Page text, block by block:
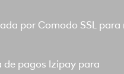
por Comodo SSL para
pagos Izipay para